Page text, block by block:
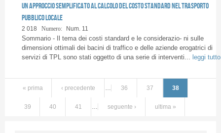
Un approccio semplificato al calcolo del costo standard nel Trasporto
Pubblico Locale
2 018 Numero: Num. 11
Sommario - Il tema dei costi standard e le considerazio- ni sulle
dimensioni ottimali dei bacini di traffico e delle aziende erogatrici di
servizi di TPL sono stati oggetto di una serie di interventi... leggi tutto
« prima ‹ precedente … 36 37 38
39 40 41 … seguente › ultima »